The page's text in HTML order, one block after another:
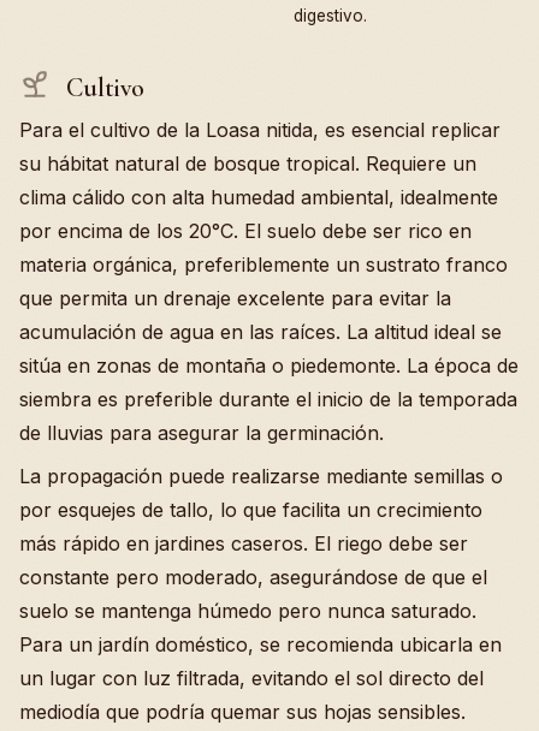
digestivo.
Cultivo
Para el cultivo de la Loasa nitida, es esencial replicar
su hábitat natural de bosque tropical. Requiere un
clima cálido con alta humedad ambiental, idealmente
por encima de los 20°C. El suelo debe ser rico en
materia orgánica, preferiblemente un sustrato franco
que permita un drenaje excelente para evitar la
acumulación de agua en las raíces. La altitud ideal se
sitúa en zonas de montaña o piedemonte. La época de
siembra es preferible durante el inicio de la temporada
de lluvias para asegurar la germinación.
La propagación puede realizarse mediante semillas o
por esquejes de tallo, lo que facilita un crecimiento
más rápido en jardines caseros. El riego debe ser
constante pero moderado, asegurándose de que el
suelo se mantenga húmedo pero nunca saturado.
Para un jardín doméstico, se recomienda ubicarla en
un lugar con luz filtrada, evitando el sol directo del
mediodía que podría quemar sus hojas sensibles.